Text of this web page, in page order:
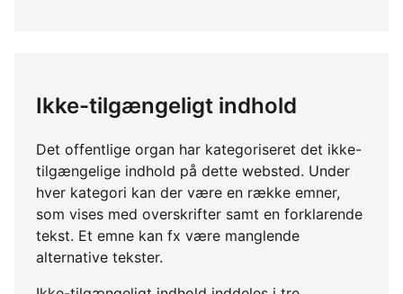
Ikke-tilgængeligt indhold
Det offentlige organ har kategoriseret det ikke-
tilgængelige indhold på dette websted. Under
hver kategori kan der være en række emner,
som vises med overskrifter samt en forklarende
tekst. Et emne kan fx være manglende
alternative tekster.